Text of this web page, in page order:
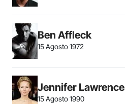
Ben Affleck
15 Agosto 1972
Jennifer Lawrence
15 Agosto 1990